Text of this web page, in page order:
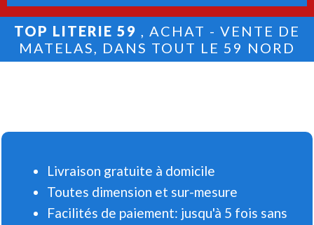
TOP LITERIE 59 , ACHAT - VENTE DE
MATELAS, DANS TOUT LE 59 NORD
Livraison gratuite à domicile
Toutes dimension et sur-mesure
Facilités de paiement: jusqu'à 5 fois sans